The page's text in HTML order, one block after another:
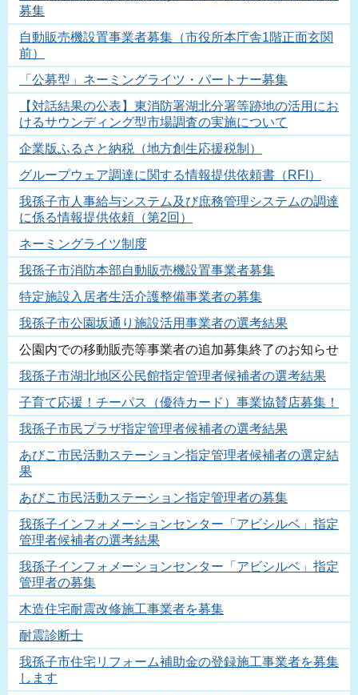
募集
自動販売機設置事業者募集（市役所本庁舎1階正面玄関
前）
「公募型」ネーミングライツ・パートナー募集
【対話結果の公表】東消防署湖北分署等跡地の活用にお
けるサウンディング型市場調査の実施について
企業版ふるさと納税（地方創生応援税制）
グループウェア調達に関する情報提供依頼書（RFI）
我孫子市人事給与システム及び庶務管理システムの調達
に係る情報提供依頼（第2回）
ネーミングライツ制度
我孫子市消防本部自動販売機設置事業者募集
特定施設入居者生活介護整備事業者の募集
我孫子市公園坂通り施設活用事業者の選考結果
公園内での移動販売等事業者の追加募集終了のお知らせ
我孫子市湖北地区公民館指定管理者候補者の選考結果
子育て応援！チーパス（優待カード）事業協賛店募集！
我孫子市民プラザ指定管理者候補者の選考結果
あびこ市民活動ステーション指定管理者候補者の選定結
果
あびこ市民活動ステーション指定管理者の募集
我孫子インフォメーションセンター「アビシルベ」指定
管理者候補者の選考結果
我孫子インフォメーションセンター「アビシルベ」指定
管理者の募集
木造住宅耐震改修施工事業者を募集
耐震診断士
我孫子市住宅リフォーム補助金の登録施工事業者を募集
します